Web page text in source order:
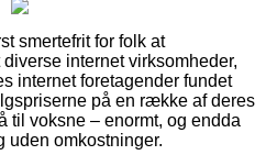
smertefrit for folk at
internet virksomheder,
internet foretagender fundet
på en række af deres
til voksne – enormt, og endda
uden omkostninger.